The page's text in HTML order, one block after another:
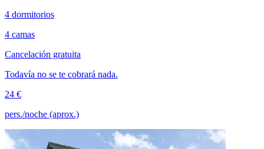
4 dormitorios
4 camas
Cancelación gratuita
Todavía no se te cobrará nada.
24 €
pers./noche (aprox.)